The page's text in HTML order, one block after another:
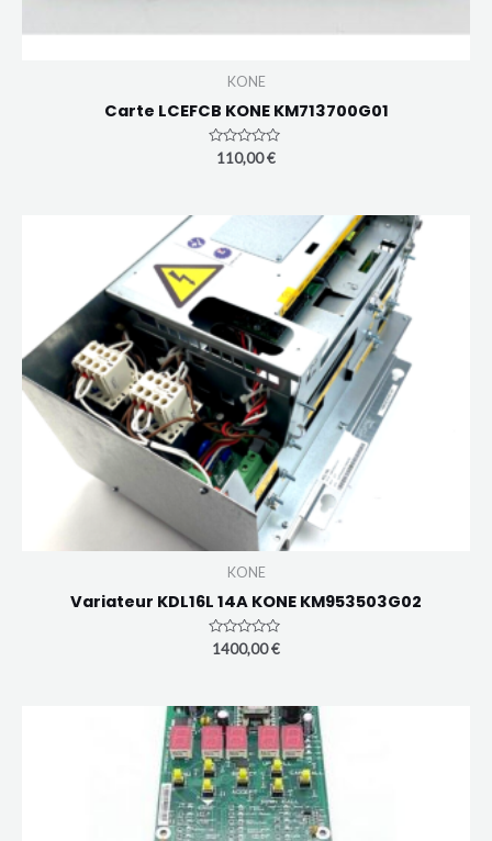
KONE
Carte LCEFCB KONE KM713700G01
Note
110,00€
KONE
Variateur KDL16L 14A KONE KM953503G02
Note
0
1400,00€